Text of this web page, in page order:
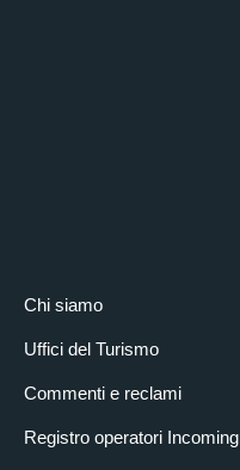
Chi siamo
Uffici del Turismo
Commenti e reclami
Registro operatori Incoming